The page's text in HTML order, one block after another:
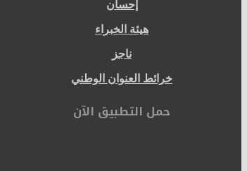
إحسان
هيئة الخبراء
ناجز
خرائط العنوان الوطني
حمل التطبيق الآن